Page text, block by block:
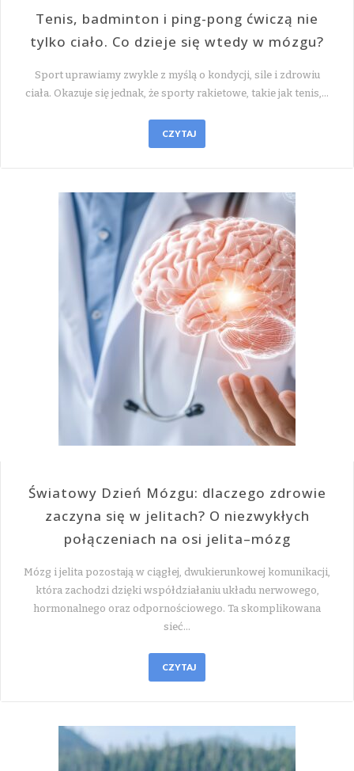
Tenis, badminton i ping-pong ćwiczą nie
tylko ciało. Co dzieje się wtedy w mózgu?
Sport uprawiamy zwykle z myślą o kondycji, sile i zdrowiu
ciała. Okazuje się jednak, że sporty rakietowe, takie jak tenis,…
CZYTAJ
Światowy Dzień Mózgu: dlaczego zdrowie
zaczyna się w jelitach? O niezwykłych
połączeniach na osi jelita–mózg
Mózg i jelita pozostają w ciągłej, dwukierunkowej komunikacji,
która zachodzi dzięki współdziałaniu układu nerwowego,
hormonalnego oraz odpornościowego. Ta skomplikowana
sieć…
CZYTAJ